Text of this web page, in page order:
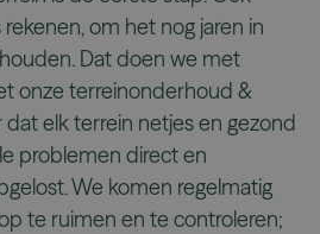
om het nog jaren in
Dat doen we met
onze terreinonderhoud &
elk terrein netjes en gezond
problemen direct en
We komen regelmatig
te ruimen en te controleren;